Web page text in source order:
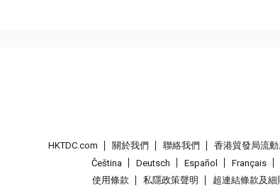
HKTDC.com 關於我們 聯絡我們 香港貿發局流
Čeština
Deutsch Español Français
使用條款
私隱政策聲明 超連結條款及細